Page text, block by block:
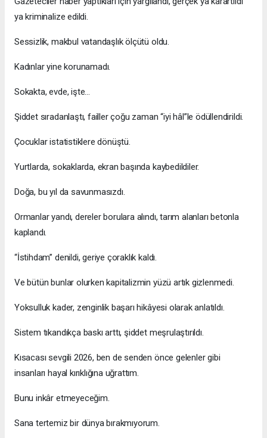
ya kriminalize edildi.
Sessizlik, makbul vatandaşlık ölçütü oldu.
Kadınlar yine korunamadı.
Sokakta, evde, işte…
Şiddet sıradanlaştı, failler çoğu zaman “iyi hâl”le ödüllendirildi.
Çocuklar istatistiklere dönüştü.
Yurtlarda, sokaklarda, ekran başında kaybedildiler.
Doğa, bu yıl da savunmasızdı.
Ormanlar yandı, dereler borulara alındı, tarım alanları betonla
kaplandı.
“İstihdam” denildi, geriye çoraklık kaldı.
Ve bütün bunlar olurken kapitalizmin yüzü artık gizlenmedi.
Yoksulluk kader, zenginlik başarı hikâyesi olarak anlatıldı.
Sistem tıkandıkça baskı arttı, şiddet meşrulaştırıldı.
Kısacası sevgili 2026, ben de senden önce gelenler gibi
insanları hayal kırıklığına uğrattım.
Bunu inkâr etmeyeceğim.
Sana tertemiz bir dünya bırakmıyorum.